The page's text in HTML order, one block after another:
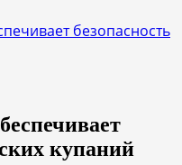
безопасность
купаний